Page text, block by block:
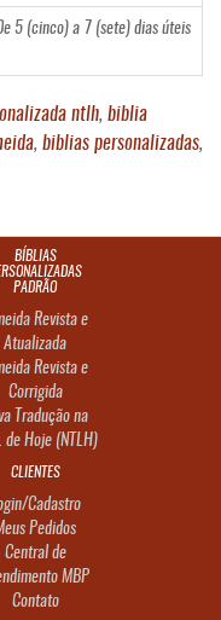
5 (cinco) a 7 (sete) dias úteis
ntlh, biblia
, biblias personalizadas,
BÍBLIAS
PADRÃO
Revista e
Atualizada
Revista e
Corrigida
Tradução na
de Hoje (NTLH)
CLIENTES
Cadastro
Pedidos
Central de
MBP
Contato